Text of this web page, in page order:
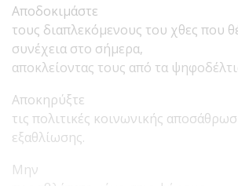
Αποδοκιμάστε
τους διαπλεκόμενους του χθες που
συνέχεια στο σήμερα,
αποκλείοντας τους από τα
Αποκηρύξτε
τις πολιτικές κοινωνικής
εξαθλίωσης.
Μην